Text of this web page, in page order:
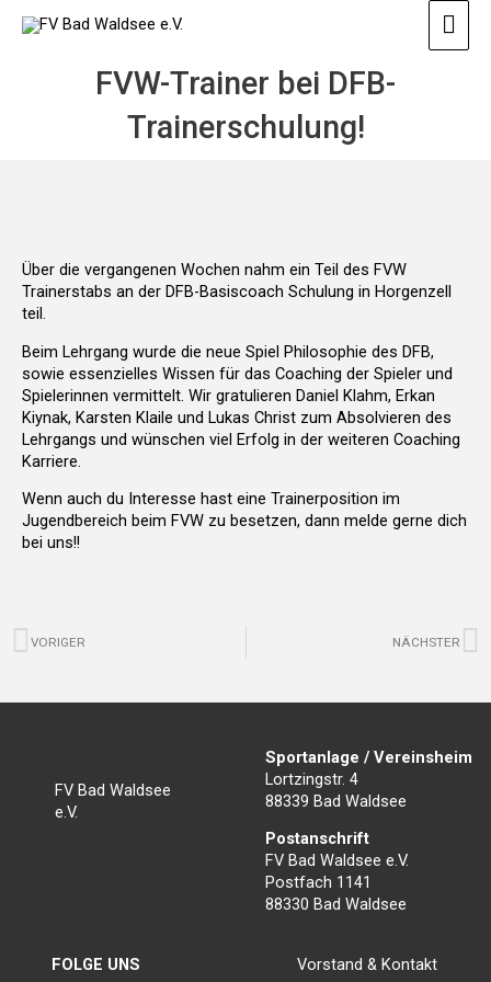
Inhalt
FVW-Trainer bei DFB-
Trainerschulung!
Über die vergangenen Wochen nahm ein Teil des FVW
Trainerstabs an der DFB-Basiscoach Schulung in Horgenzell
teil.
Beim Lehrgang wurde die neue Spiel Philosophie des DFB,
sowie essenzielles Wissen für das Coaching der Spieler und
Spielerinnen vermittelt. Wir gratulieren Daniel Klahm, Erkan
Kiynak, Karsten Klaile und Lukas Christ zum Absolvieren des
Lehrgangs und wünschen viel Erfolg in der weiteren Coaching
Karriere.
Wenn auch du Interesse hast eine Trainerposition im
Jugendbereich beim FVW zu besetzen, dann melde gerne dich
bei uns!!
Zurück
VORIGER NÄCHSTER
FV Bad Waldsee
e.V.
Sportanlage / Vereinsheim
Lortzingstr. 4
88339 Bad Waldsee
Postanschrift
FV Bad Waldsee e.V.
Postfach 1141
88330 Bad Waldsee
FOLGE UNS
Vorstand & Kontakt